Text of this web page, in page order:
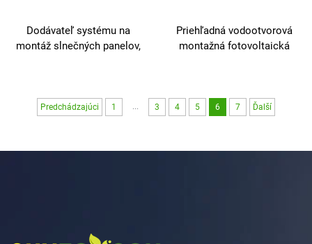
Dodávateľ systému na
montáž slnečných panelov,
Priehľadná vodootvorová
montažná fotovoltaická
Predchádzajúci 1 ... 3 4 5 6 7 Ďalší